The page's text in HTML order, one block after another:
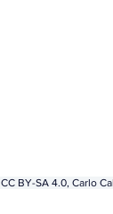
CC BY-SA 4.0, Carlo